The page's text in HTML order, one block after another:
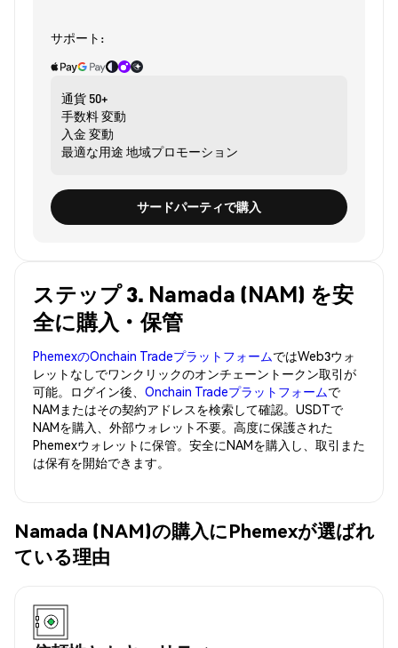
サポート:
通貨 50+
手数料変動
入金 変動
最適な用途 地域プロモーション
サードパーティで購入
ステップ 3. Namada (NAM) を安
全に購入・保管
PhemexのOnchain TradeプラットフォームではWeb3ウォ
レットなしでワンクリックのオンチェーントークン取引が
可能。ログイン後、 Onchain Tradeプラットフォームで
NAMまたはその契約アドレスを検索して確認。USDTで
NAMを購入、外部ウォレット不要。高度に保護された
Phemexウォレットに保管。安全にNAMを購入し、取引また
は保有を開始できます。
Namada (NAM)の購入にPhemexが選ばれ
ている理由